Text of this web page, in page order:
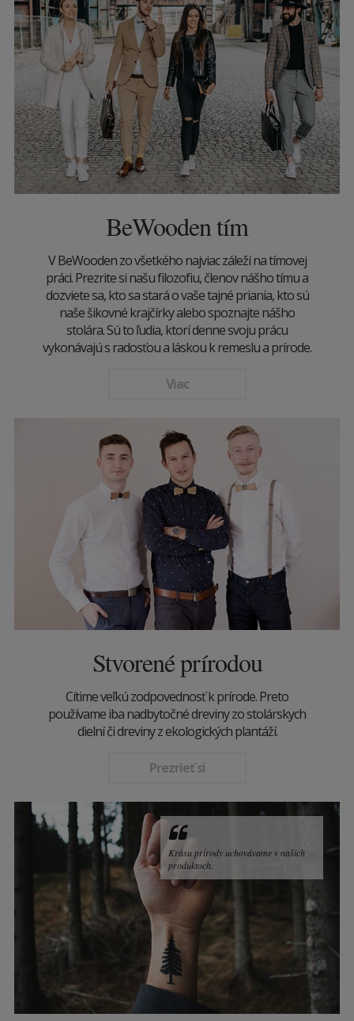
BeWooden tím
V BeWooden zo všetkého najviac záleží na tímovej
práci. Prezrite si našu filozofiu, členov nášho tímu a
dozviete sa, kto sa stará o vaše tajné priania, kto sú
naše šikovné krajčírky alebo spoznajte nášho
stolára. Sú to ľudia, ktorí denne svoju prácu
vykonávajú s radosťou a láskou k remeslu a prírode.
Viac
Stvorené prírodou
Cítime veľkú zodpovednosť k prírode. Preto
používame iba nadbytočné dreviny zo stolárskych
dielní či dreviny z ekologických plantáží.
Prezrieť si
Krásu prírody uchovávame v našich
produktoch.